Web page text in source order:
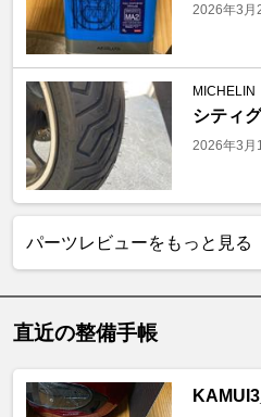
2026年3月
MICHELIN
シティ
2026年3月
パーツレビューをもっと見る
直近の整備手帳